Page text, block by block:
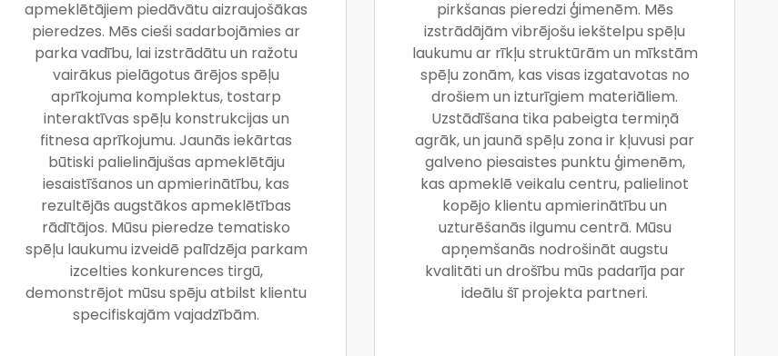
apmeklētājiem piedāvātu aizraujošākas
pieredzes. Mēs cieši sadarbojāmies ar
parka vadību, lai izstrādātu un ražotu
vairākus pielāgotus ārējos spēļu
aprīkojuma komplektus, tostarp
interaktīvas spēļu konstrukcijas un
fitnesa aprīkojumu. Jaunās iekārtas
būtiski palielinājušas apmeklētāju
iesaistīšanos un apmierinātību, kas
rezultējās augstākos apmeklētības
rādītājos. Mūsu pieredze tematisko
spēļu laukumu izveidē palīdzēja parkam
izcelties konkurences tirgū,
demonstrējot mūsu spēju atbilst klientu
specifiskajām vajadzībām.
pirkšanas pieredzi ģimenēm. Mēs
izstrādājām vibrējošu iekštelpu spēļu
laukumu ar rīkļu struktūrām un mīkstām
spēļu zonām, kas visas izgatavotas no
drošiem un izturīgiem materiāliem.
Uzstādīšana tika pabeigta termiņā
agrāk, un jaunā spēļu zona ir kļuvusi par
galveno piesaistes punktu ģimenēm,
kas apmeklē veikalu centru, palielinot
kopējo klientu apmierinātību un
uzturēšanās ilgumu centrā. Mūsu
apņemšanās nodrošināt augstu
kvalitāti un drošību mūs padarīja par
ideālu šī projekta partneri.